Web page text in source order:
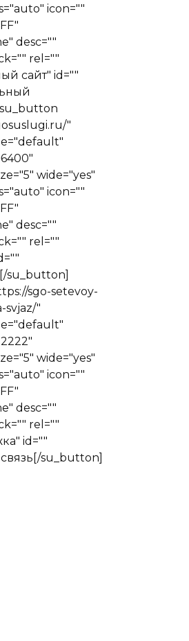
icon=""
desc=""
rel=""
сайт" id=""
"
wide="yes"
icon=""
desc=""
rel=""
su_button]
sgo-setevoy-
svjaz/"
wide="yes"
icon=""
desc=""
rel=""
id=""
su_button]